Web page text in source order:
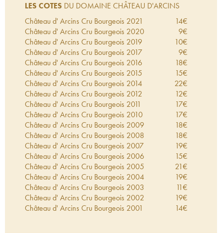
avaient oeuvré pour donner à ce cru une certaine
renommée que l'exploitant actuel augmente par
l'acquisition foncière de vignes, et par tous les
moyens techniques modernes propres à obtenir un
vin de qualité.
LES COTES DU DOMAINE CHÂTEAU D'ARCINS
Château d' Arcins Cru Bourgeois 2021 14€
Château d' Arcins Cru Bourgeois 2020 9€
Château d' Arcins Cru Bourgeois 2019 10€
Château d' Arcins Cru Bourgeois 2017 9€
Château d' Arcins Cru Bourgeois 2016 18€
Château d' Arcins Cru Bourgeois 2015 15€
Château d' Arcins Cru Bourgeois 2014 22€
Château d' Arcins Cru Bourgeois 2012 12€
Château d' Arcins Cru Bourgeois 2011 17€
Château d' Arcins Cru Bourgeois 2010 17€
Château d' Arcins Cru Bourgeois 2009 18€
Château d' Arcins Cru Bourgeois 2008 18€
Château d' Arcins Cru Bourgeois 2007 19€
Château d' Arcins Cru Bourgeois 2006 15€
Château d' Arcins Cru Bourgeois 2005 21€
Château d' Arcins Cru Bourgeois 2004 19€
Château d' Arcins Cru Bourgeois 2003 11€
Château d' Arcins Cru Bourgeois 2002 19€
Château d' Arcins Cru Bourgeois 2001 14€